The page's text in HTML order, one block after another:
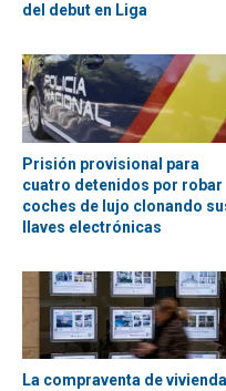
del debut en Liga
Prisión provisional para
cuatro detenidos por robar
coches de lujo clonando
llaves electrónicas
La compraventa de